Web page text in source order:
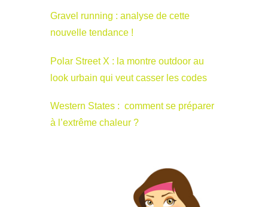
Gravel running : analyse de cette
nouvelle tendance !
Polar Street X : la montre outdoor au
look urbain qui veut casser les codes
Western States : comment se préparer
à l’extrême chaleur ?